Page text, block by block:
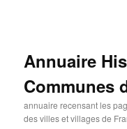
Annuaire
Communes
annuaire recensant les
des villes et villages de